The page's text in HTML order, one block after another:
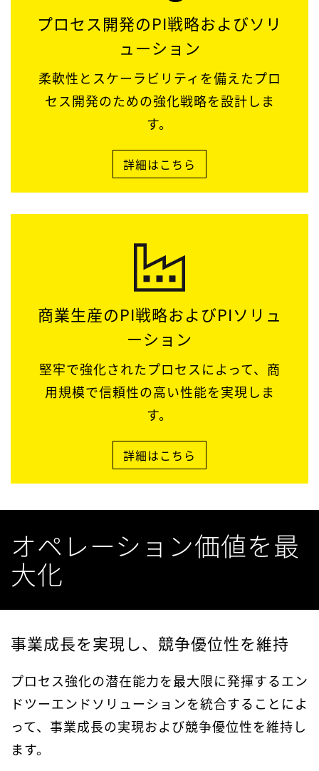
プロセス開発のPI戦略およびソリ
ューション
柔軟性とスケーラビリティを備えたプロ
セス開発のための強化戦略を設計しま
す。
詳細はこちら
商業生産のPI戦略およびPIソリュ
ーション
堅牢で強化されたプロセスによって、商
用規模で信頼性の高い性能を実現しま
す。
詳細はこちら
オペレーション価値を最
大化
事業成長を実現し、競争優位性を維持
プロセス強化の潜在能力を最大限に発揮するエン
ドツーエンドソリューションを統合することによ
って、事業成長の実現および競争優位性を維持し
ます。